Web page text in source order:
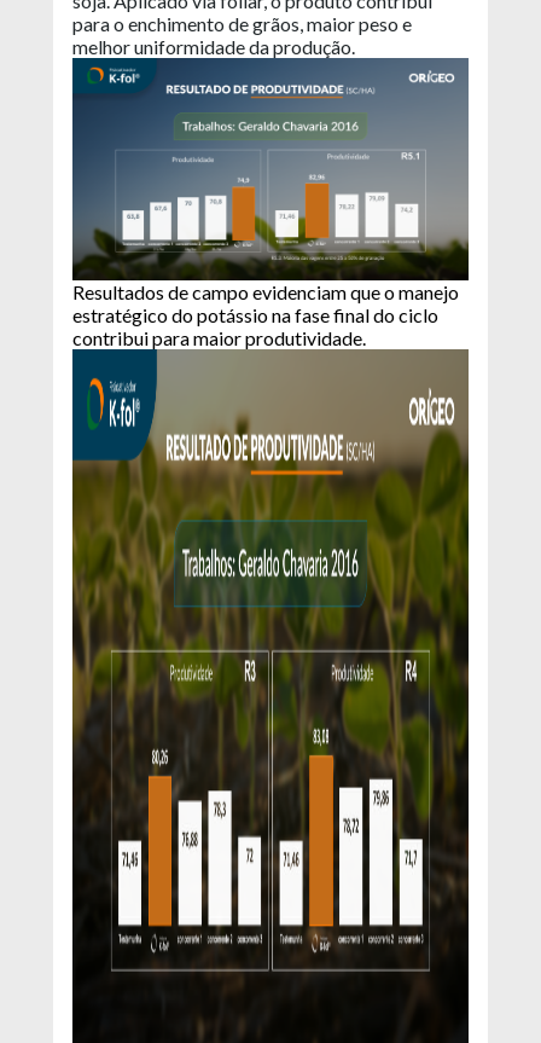
para o enchimento de grãos, maior peso e
melhor uniformidade da produção.
Resultados de campo evidenciam que o manejo
estratégico do potássio na fase final do ciclo
contribui para maior produtividade.